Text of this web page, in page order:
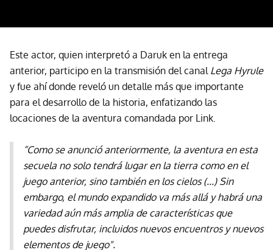
Este actor, quien interpretó a Daruk en la entrega
anterior, participo en la transmisión del canal Lega Hyrule
y fue ahí donde reveló un detalle más que importante
para el desarrollo de la historia, enfatizando las
locaciones de la aventura comandada por Link.
“Como se anunció anteriormente, la aventura en esta
secuela no solo tendrá lugar en la tierra como en el
juego anterior, sino también en los cielos (...) Sin
embargo, el mundo expandido va más allá y habrá una
variedad aún más amplia de características que
puedes disfrutar, incluidos nuevos encuentros y nuevos
elementos de juego".